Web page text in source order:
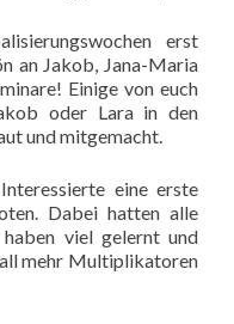
erst
an Jakob, Jana-Maria
Einige von euch
oder Lara in den
und mitgemacht.
eine erste
Dabei hatten alle
viel gelernt und
mehr Multiplikatoren